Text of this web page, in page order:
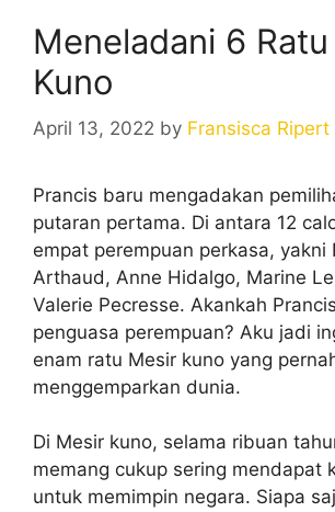
Meneladani 6
Kuno
April 13, 2022 by Fransisca Ripert
Prancis baru mengadakan
putaran pertama. Di antara 12
empat perempuan perkasa, yakni
Arthaud, Anne Hidalgo, Marine
Valerie Pecresse. Akankah
penguasa perempuan? Aku jadi
enam ratu Mesir kuno yang
menggemparkan dunia.
Di Mesir kuno, selama ribuan
memang cukup sering mendapat
untuk memimpin negara. Siapa